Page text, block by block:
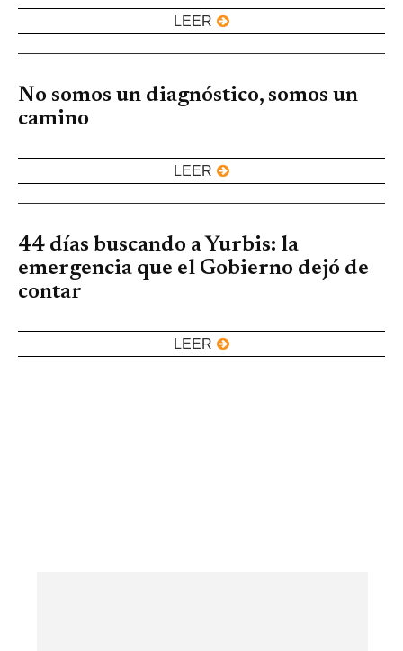
LEER
No somos un diagnóstico, somos un
camino
LEER
44 días buscando a Yurbis: la
emergencia que el Gobierno dejó de
contar
LEER